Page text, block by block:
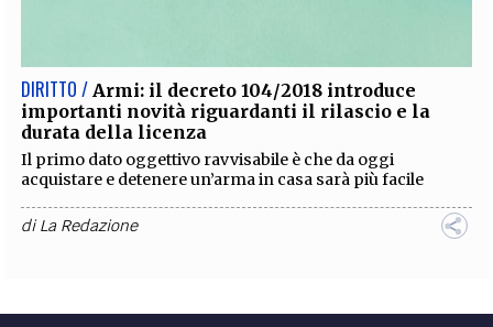
DIRITTO / Armi: il decreto 104/2018 introduce
importanti novità riguardanti il rilascio e la
durata della licenza
Il primo dato oggettivo ravvisabile è che da oggi
acquistare e detenere un’arma in casa sarà più facile
diLa Redazione